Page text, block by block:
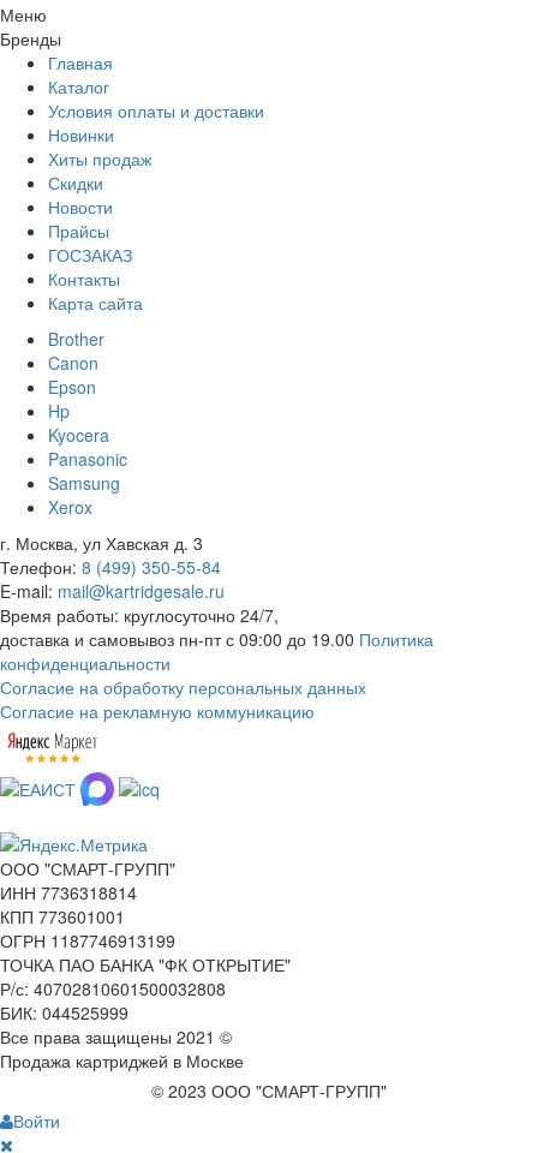
Меню
Бренды
Главная
Каталог
Условия оплаты и доставки
Новинки
Хиты продаж
Скидки
Новости
Прайсы
ГОСЗАКАЗ
Контакты
Карта сайта
Brother
Canon
Epson
Hp
Kyocera
Panasonic
Samsung
Xerox
г. Москва, ул Хавская д. 3
Телефон: 8 (499) 350-55-84
E-mail: mail@kartridgesale.ru
Время работы: круглосуточно 24/7,
доставка и самовывоз пн-пт с 09:00 до 19.00 Политика
конфиденциальности
Согласие на обработку персональных данных
Согласие на рекламную коммуникацию
ООО "СМАРТ-ГРУПП"
ИНН 7736318814
КПП 773601001
ОГРН 1187746913199
ТОЧКА ПАО БАНКА "ФК ОТКРЫТИЕ"
Р/с: 40702810601500032808
БИК: 044525999
Все права защищены 2021 ©
Продажа картриджей в Москве
© 2023 ООО "СМАРТ-ГРУПП"
Войти